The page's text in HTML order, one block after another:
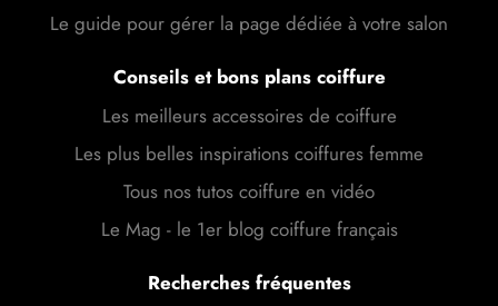
Le guide pour gérer la page dédiée à votre salon
Conseils et bons plans coiffure
Les meilleurs accessoires de coiffure
Les plus belles inspirations coiffures femme
Tous nos tutos coiffure en vidéo
Le Mag - le 1er blog coiffure français
Recherches fréquentes